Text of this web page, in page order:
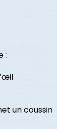
:
un coussin